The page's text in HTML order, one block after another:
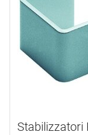
Stabilizzatori